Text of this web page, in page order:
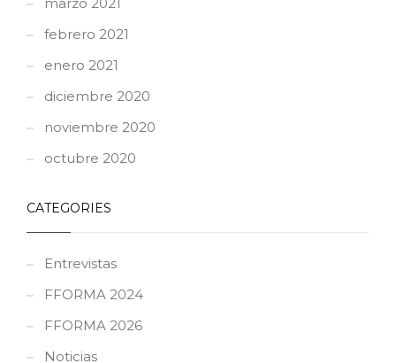
febrero 2021
enero 2021
diciembre 2020
noviembre 2020
octubre 2020
CATEGORIES
Entrevistas
FFORMA 2024
FFORMA 2026
Noticias